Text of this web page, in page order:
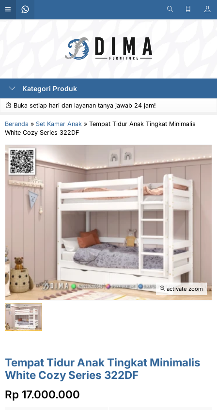
Kategori Produk
Buka setiap hari dan layanan tanya jawab 24 jam!
Beranda » Set Kamar Anak » Tempat Tidur Anak Tingkat Minimalis
White Cozy Series 322DF
activate zoom
Tempat Tidur Anak Tingkat Minimalis
White Cozy Series 322DF
Rp 17.000.000